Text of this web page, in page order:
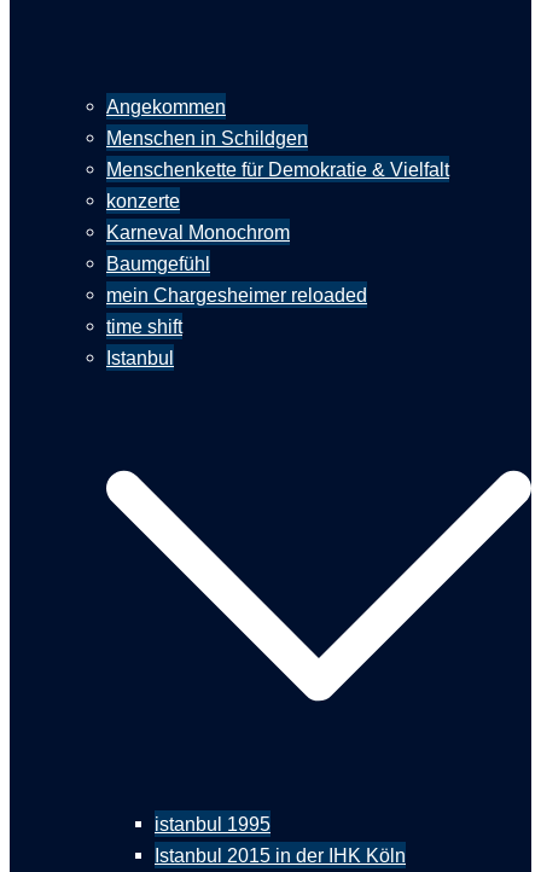
Angekommen
Menschen in Schildgen
Menschenkette für Demokratie & Vielfalt
konzerte
Karneval Monochrom
Baumgefühl
mein Chargesheimer reloaded
time shift
Istanbul
istanbul 1995
Istanbul 2015 in der IHK Köln